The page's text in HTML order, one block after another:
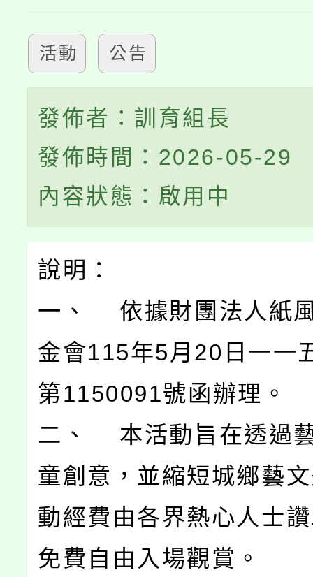
活動 公告
發佈者：訓育組長
發佈時間：2026-05-29
內容狀態：啟用中
說明：
一、 依據財團法人紙
金會115年5月20日一一
第1150091號函辦理。
二、 本活動旨在透過
童創意，並縮短城鄉藝
動經費由各界熱心人士
免費自由入場觀賞。